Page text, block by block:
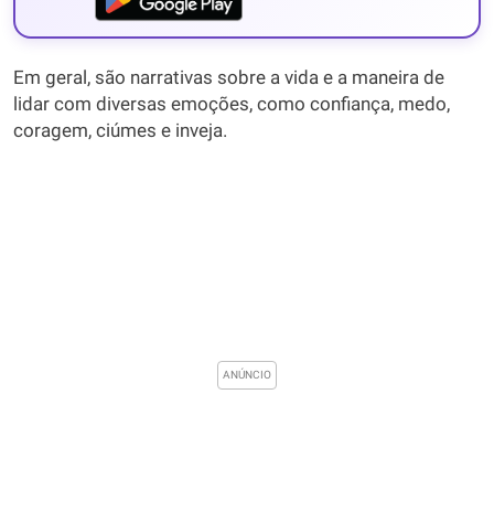
Em geral, são narrativas sobre a vida e a maneira de
lidar com diversas emoções, como confiança, medo,
coragem, ciúmes e inveja.